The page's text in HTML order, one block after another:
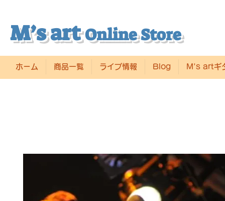
M’s artOnline Store
ホーム 商品一覧 ライブ情報 Blog M's artギ